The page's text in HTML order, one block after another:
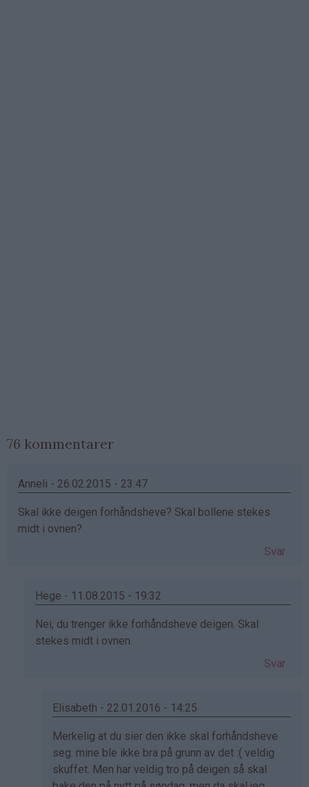
76 kommentarer
Anneli - 26.02.2015 - 23:47
Skal ikke deigen forhåndsheve? Skal bollene stekes
midt i ovnen?
Svar
Hege - 11.08.2015 - 19:32
Som
svar
(ikke
Nei, du trenger ikke forhåndsheve deigen. Skal
stekes midt i ovnen.
Svar
Elisabeth - 22.01.2016 - 14:25
Som
svar
på
Merkelig at du sier den ikke skal forhåndsheve
seg. mine ble ikke bra på grunn av det :( veldig
skuffet. Men har veldig tro på deigen så skal